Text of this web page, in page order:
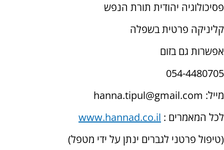
פסיכולוגיה יהודית תורת הנפש
קליניקה פרטית בשפלה
אפשרות גם בזום
054-4480705
מייל: hanna.tipul@gmail.com
לכל המאמרים : www.hannad.co.il
(טיפול פרטני לגברים ינתן על ידי מטפל)